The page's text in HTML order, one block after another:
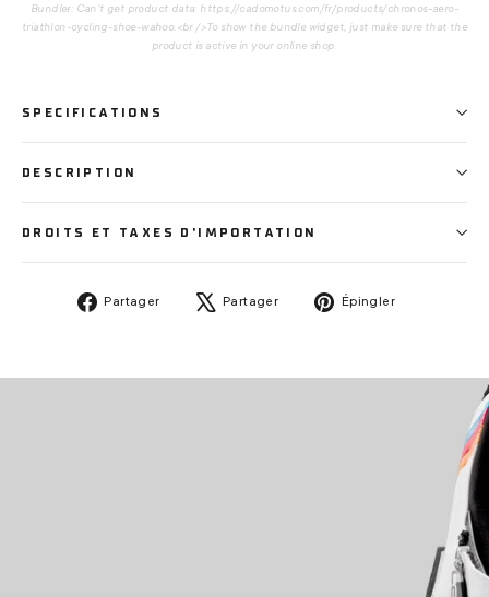
Bundler: Can't get product data: https://cadomotus.com/fr/products/chronos-aero-
triathlon-cycling-shoe-wahoo.<br />To show the bundle widget, just make sure that the
product is active in your online shop.
SPECIFICATIONS
DESCRIPTION
DROITS ET TAXES D'IMPORTATION
Partager
PartagerPartager
TweeterÉpingler